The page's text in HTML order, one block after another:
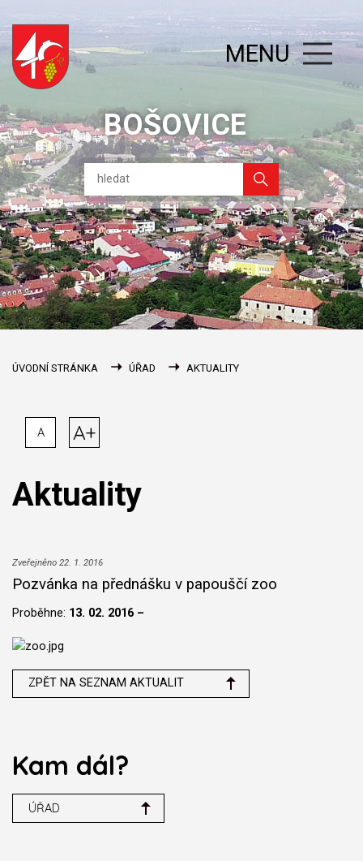
BOŠOVICE
MENU
ÚVODNÍ STRÁNKA ÚŘAD AKTUALITY
A A+
Aktuality
Zveřejněno 22. 1. 2016
Pozvánka na přednášku v papouščí zoo
Proběhne: 13. 02. 2016 –
ZPĚT NA SEZNAM AKTUALIT
Kam dál?
ÚŘAD